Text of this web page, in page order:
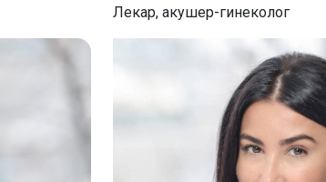
Лекар, акушер-гинеколог